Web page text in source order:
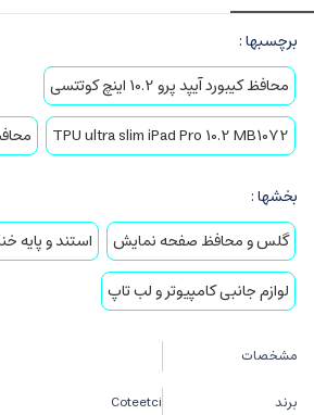
برچسبها :
محافظ کیبورد آیپد پرو 10.2 اینچ کوتتسی
TPU ultra slim iPad Pro 10.2 MB1072
بخشها :
گلس و محافظ صفحه نمایش
استند و پايه
لوازم جانبی کامپیوتر و لب تاپ
مشخصات
برند Coteetci